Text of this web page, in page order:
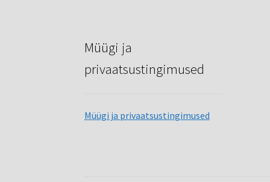
Müügi ja
privaatsustingimused
Müügi ja privaatsustingimused